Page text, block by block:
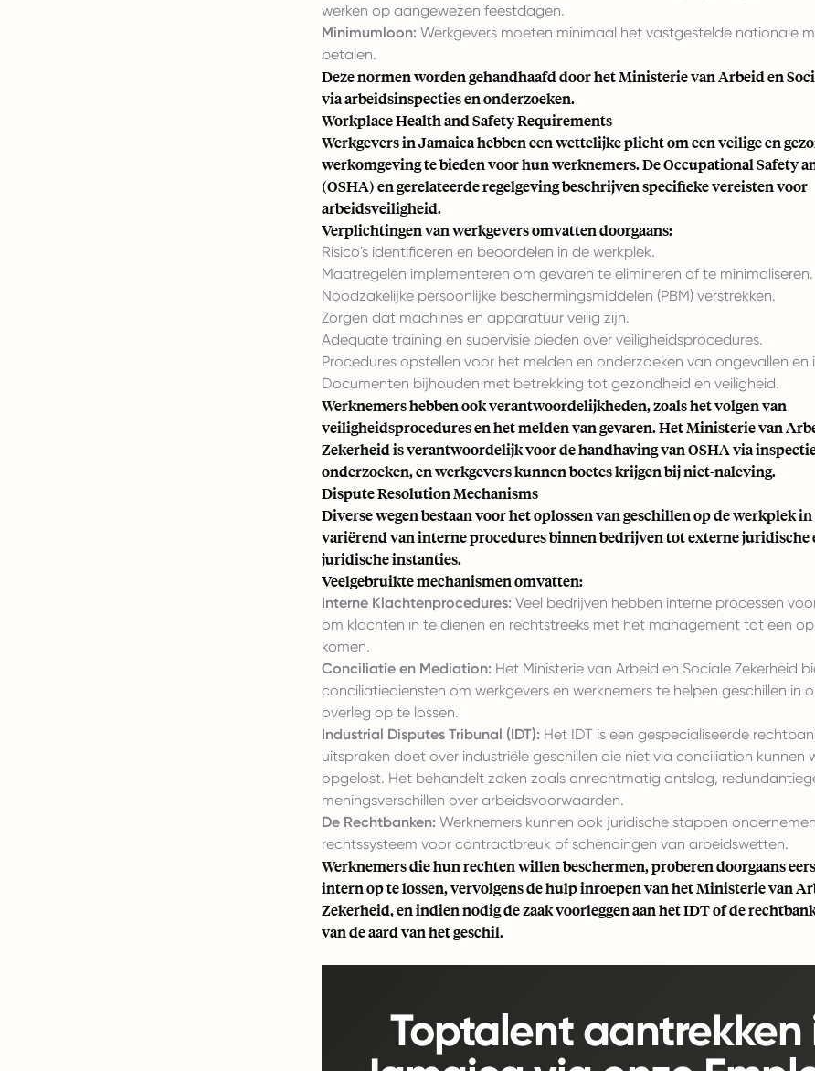
werken op aangewezen feestdagen.
Minimumloon: Werkgevers moeten minimaal het vastgestelde nationale
betalen.
Deze normen worden gehandhaafd door het Ministerie van Arbeid en
via arbeidsinspecties en onderzoeken.
Workplace Health and Safety Requirements
Werkgevers in Jamaica hebben een wettelijke plicht om een veilige en
werkomgeving te bieden voor hun werknemers. De Occupational Safety
(OSHA) en gerelateerde regelgeving beschrijven specifieke vereisten voor
arbeidsveiligheid.
Verplichtingen van werkgevers omvatten doorgaans:
Risico's identificeren en beoordelen in de werkplek.
Maatregelen implementeren om gevaren te elimineren of te minimaliseren.
Noodzakelijke persoonlijke beschermingsmiddelen (PBM) verstrekken.
Zorgen dat machines en apparatuur veilig zijn.
Adequate training en supervisie bieden over veiligheidsprocedures.
Procedures opstellen voor het melden en onderzoeken van ongevallen en
Documenten bijhouden met betrekking tot gezondheid en veiligheid.
Werknemers hebben ook verantwoordelijkheden, zoals het volgen van
veiligheidsprocedures en het melden van gevaren. Het Ministerie van
Zekerheid is verantwoordelijk voor de handhaving van OSHA via
onderzoeken, en werkgevers kunnen boetes krijgen bij niet-naleving.
Dispute Resolution Mechanisms
Diverse wegen bestaan voor het oplossen van geschillen op de werkplek
variërend van interne procedures binnen bedrijven tot externe juridische
juridische instanties.
Veelgebruikte mechanismen omvatten:
Interne Klachtenprocedures: Veel bedrijven hebben interne processen
om klachten in te dienen en rechtstreeks met het management tot een
komen.
Conciliatie en Mediation: Het Ministerie van Arbeid en Sociale Zekerheid
conciliatiediensten om werkgevers en werknemers te helpen geschillen in
overleg op te lossen.
Industrial Disputes Tribunal (IDT): Het IDT is een gespecialiseerde
uitspraken doet over industriële geschillen die niet via conciliation kunnen
opgelost. Het behandelt zaken zoals onrechtmatig ontslag,
meningsverschillen over arbeidsvoorwaarden.
De Rechtbanken: Werknemers kunnen ook juridische stappen
rechtssysteem voor contractbreuk of schendingen van arbeidswetten.
Werknemers die hun rechten willen beschermen, proberen doorgaans
intern op te lossen, vervolgens de hulp inroepen van het Ministerie van
Zekerheid, en indien nodig de zaak voorleggen aan het IDT of de
van de aard van het geschil.
Toptalent aantrekken